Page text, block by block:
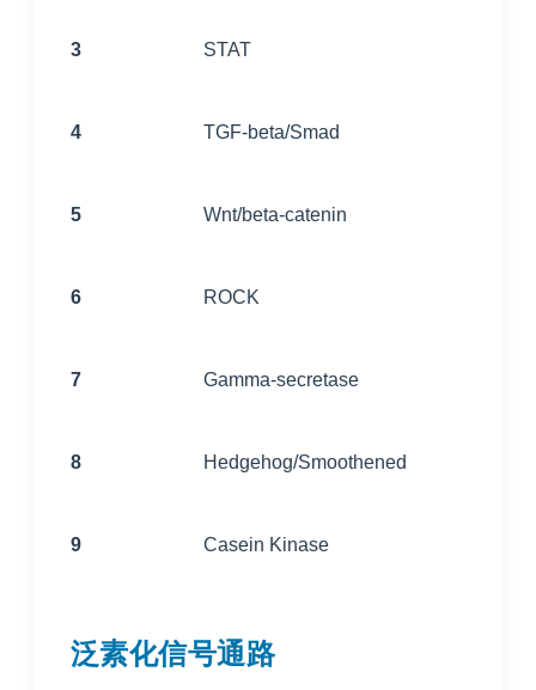
3 STAT
4 TGF-beta/Smad
5 Wnt/beta-catenin
6 ROCK
7 Gamma-secretase
8 Hedgehog/Smoothened
9 Casein Kinase
泛素化信号通路